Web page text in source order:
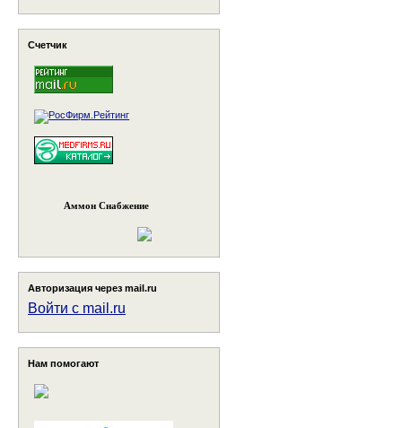
Счетчик
Аммон Снабжение
Авторизация через mail.ru
Войти с mail.ru
Нам помогают